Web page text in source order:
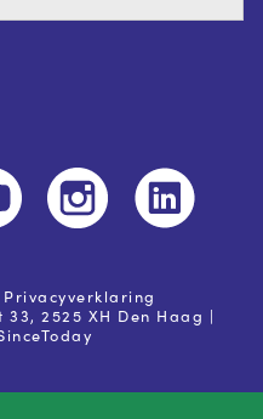
Privacyverklaring
2525 XH Den Haag |